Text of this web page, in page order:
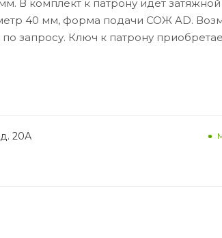
В комплект к патрону идет
40 мм, форма подачи СОЖ AD.
запросу. Ключ к патрону
20А